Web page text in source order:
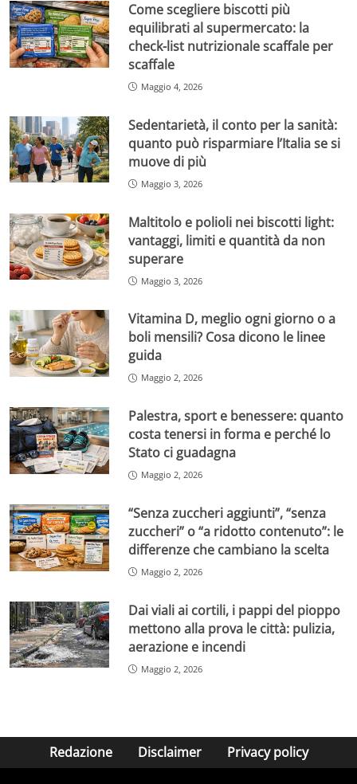
Come scegliere biscotti più
equilibrati al supermercato: la
check-list nutrizionale scaffale per
scaffale
Maggio 4, 2026
Sedentarietà, il conto per la sanità:
quanto può risparmiare l’Italia se si
muove di più
Maggio 3, 2026
Maltitolo e polioli nei biscotti light:
vantaggi, limiti e quantità da non
superare
Maggio 3, 2026
Vitamina D, meglio ogni giorno o a
boli mensili? Cosa dicono le linee
guida
Maggio 2, 2026
Palestra, sport e benessere: quanto
costa tenersi in forma e perché lo
Stato ci guadagna
Maggio 2, 2026
“Senza zuccheri aggiunti”, “senza
zuccheri” o “a ridotto contenuto”: le
differenze che cambiano la scelta
Maggio 2, 2026
Dai viali ai cortili, i pappi del pioppo
mettono alla prova le città: pulizia,
aerazione e incendi
Maggio 2, 2026
Redazione Disclaimer Privacy policy